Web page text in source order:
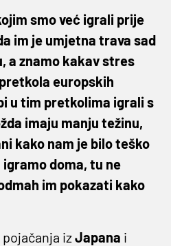
smo već igrali prije
im je umjetna trava sad
a znamo kakav stres
europskih
u tim pretkolima igrali s
imaju manju težinu,
kako nam je bilo teško
doma, tu ne
im pokazati kako
izJapana i